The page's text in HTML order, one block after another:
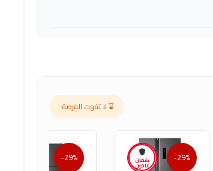
⌛ لا تفوت الفرصة
ضمان
عامين
-29%
-29%